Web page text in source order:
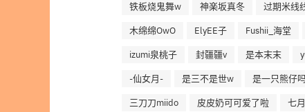
铁板烧鬼舞w 神楽坂真冬 过期米线
木绵绵OwO ElyEE子 Fushii_海堂
izumi泉桃子 封疆疆v 是本末末
-仙女月- 是三不是世w 是一只熊仔
三刀刀miido 皮皮奶可可爱了啦 七